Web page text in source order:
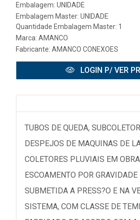
Embalagem: UNIDADE
Embalagem Master: UNIDADE
Quantidade Embalagem Master: 1
Marca: AMANCO
Fabricante: AMANCO CONEXOES
LOGIN P/ VER
TUBOS DE QUEDA,
DESPEJOS DE MAQUINAS DE
COLETORES PLUVIAIS EM
ESCOAMENTO POR GRAVIDADE
SUBMETIDA A PRESS?O E NA
SISTEMA, COM CLASSE DE